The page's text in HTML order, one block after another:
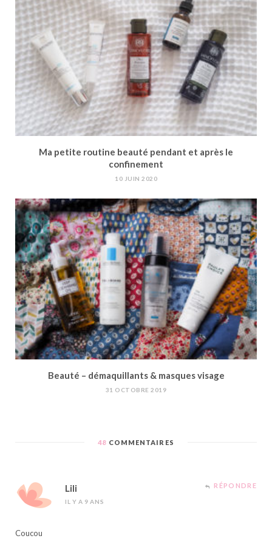
Ma petite routine beauté pendant et après le
confinement
10 JUIN 2020
Beauté – démaquillants & masques visage
31 OCTOBRE 2019
48 COMMENTAIRES
Lili
IL Y A 9 ANS
RÉPONDRE
Coucou